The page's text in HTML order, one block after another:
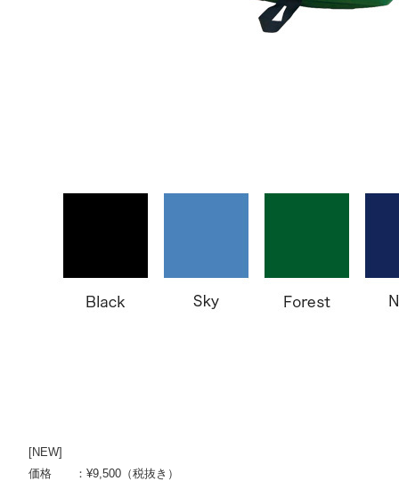
[NEW]
価格 ：¥9,500（税抜き）